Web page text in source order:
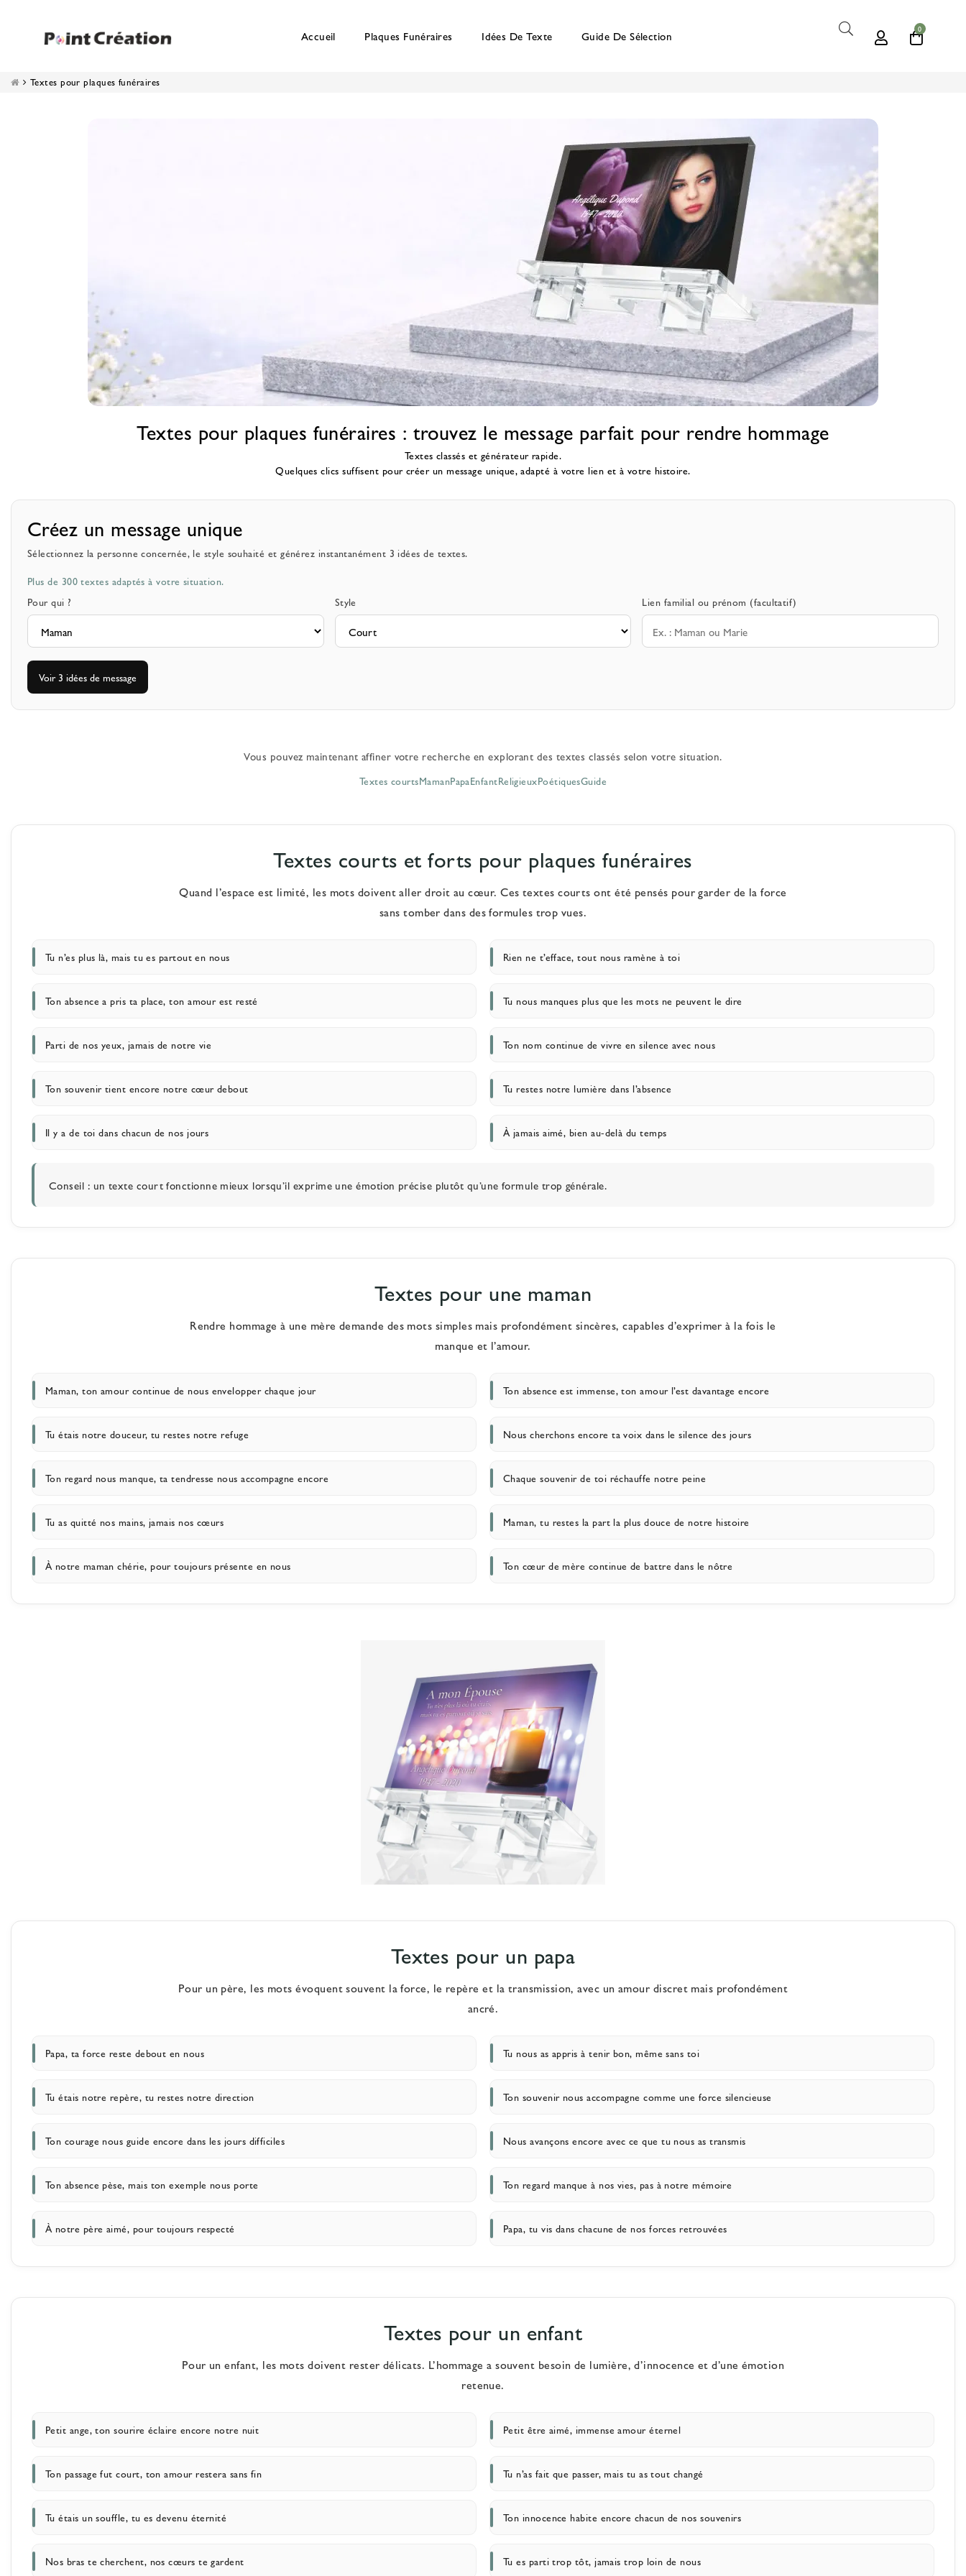
Accueil Plaques Funéraires Idées De Texte Guide De Sélection 0
Textes pour plaques funéraires
Textes classés par thèmes
Trouvez les mots justes
hommage rapidement.
Textes pour plaques funéraires : trouvez le message parfait pour rendre hommage
Textes classés et générateur rapide.
Quelques clics suffisent pour créer un message unique, adapté à votre lien et à votre histoire.
Créez un message unique
Sélectionnez la personne concernée, le style souhaité et générez instantanément 3 idées de textes.
Plus de 300 textes adaptés à votre situation.
Pour qui ?
Style Lien familial ou prénom (facultatif)
Voir 3 idées de message
Vous pouvez maintenant affiner votre recherche en explorant des textes classés selon votre situation.
Textes courtsMamanPapaEnfantReligieuxPoétiquesGuide
Textes courts et forts pour plaques funéraires
Quand l’espace est limité, les mots doivent aller droit au cœur. Ces textes courts ont été pensés pour garder de la force
sans tomber dans des formules trop vues.
Tu n’es plus là, mais tu es partout en nous
Ton absence a pris ta place, ton amour est resté
Parti de nos yeux, jamais de notre vie
Ton souvenir tient encore notre cœur debout
Il y a de toi dans chacun de nos jours
Rien ne t’efface, tout nous ramène à toi
Tu nous manques plus que les mots ne peuvent le dire
Ton nom continue de vivre en silence avec nous
Tu restes notre lumière dans l’absence
À jamais aimé, bien au-delà du temps
Conseil : un texte court fonctionne mieux lorsqu’il exprime une émotion précise plutôt qu’une formule trop générale.
Textes pour une maman
Rendre hommage à une mère demande des mots simples mais profondément sincères, capables d’exprimer à la fois le
manque et l’amour.
Maman, ton amour continue de nous envelopper chaque jour
Tu étais notre douceur, tu restes notre refuge
Ton regard nous manque, ta tendresse nous accompagne encore
Tu as quitté nos mains, jamais nos cœurs
À notre maman chérie, pour toujours présente en nous
Ton absence est immense, ton amour l’est davantage encore
Nous cherchons encore ta voix dans le silence des jours
Chaque souvenir de toi réchauffe notre peine
Maman, tu restes la part la plus douce de notre histoire
Ton cœur de mère continue de battre dans le nôtre
Textes pour un papa
Pour un père, les mots évoquent souvent la force, le repère et la transmission, avec un amour discret mais profondément
ancré.
Papa, ta force reste debout en nous
Tu étais notre repère, tu restes notre direction
Ton courage nous guide encore dans les jours difficiles
Ton absence pèse, mais ton exemple nous porte
À notre père aimé, pour toujours respecté
Tu nous as appris à tenir bon, même sans toi
Ton souvenir nous accompagne comme une force silencieuse
Nous avançons encore avec ce que tu nous as transmis
Ton regard manque à nos vies, pas à notre mémoire
Papa, tu vis dans chacune de nos forces retrouvées
Textes pour un enfant
Pour un enfant, les mots doivent rester délicats. L’hommage a souvent besoin de lumière, d’innocence et d’une émotion
retenue.
Petit ange, ton sourire éclaire encore notre nuit
Ton passage fut court, ton amour restera sans fin
Tu étais un souffle, tu es devenu éternité
Nos bras te cherchent, nos cœurs te gardent
Petit être aimé, immense amour éternel
Tu n’as fait que passer, mais tu as tout changé
Ton innocence habite encore chacun de nos souvenirs
Tu es parti trop tôt, jamais trop loin de nous